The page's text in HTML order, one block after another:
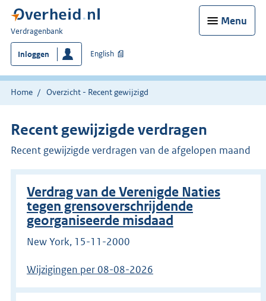
Menu
U
bent
hier:
Verdragenbank
Inloggen English
Home Overzicht - Recent gewijzigd
Recent gewijzigde verdragen
Recent gewijzigde verdragen van de afgelopen maand
Verdrag van de Verenigde Naties
tegen grensoverschrijdende
georganiseerde misdaad
New York, 15-11-2000
Wijzigingen per 08-08-2026